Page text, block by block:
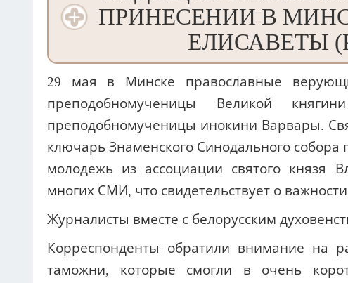
ПРИНЕСЕНИИ В
ЕЛИСАВЕТЫ
29 мая в Минске православные
преподобномученицы Великой
преподобномученицы инокини Варвары.
ключарь Знаменского Синодального
молодежь из ассоциации святого
многих СМИ, что свидетельствует о
Журналисты вместе с белорусским
Корреспонденты обратили внимание на
таможни, которые смогли в очень